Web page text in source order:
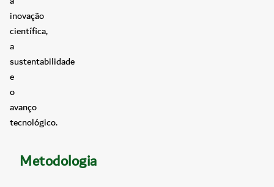
inovação
científica,
a
sustentabilidade
e
o
avanço
tecnológico.
Metodologia